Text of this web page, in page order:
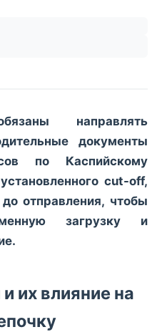
направлять
документы
по Каспийскому
cut-off,
отправления, чтобы
загрузку и
их влияние на